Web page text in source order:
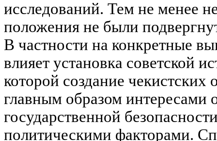
исследований. Тем не менее
положения не были
В частности на конкретные
влияет установка советской
которой создание чекистских
главным образом интересами
государственной
политическими факторами.